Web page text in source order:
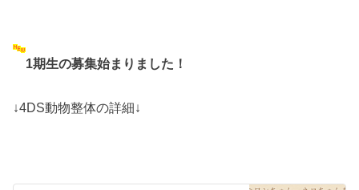
1期生の募集始まりました！
↓4DS動物整体の詳細↓